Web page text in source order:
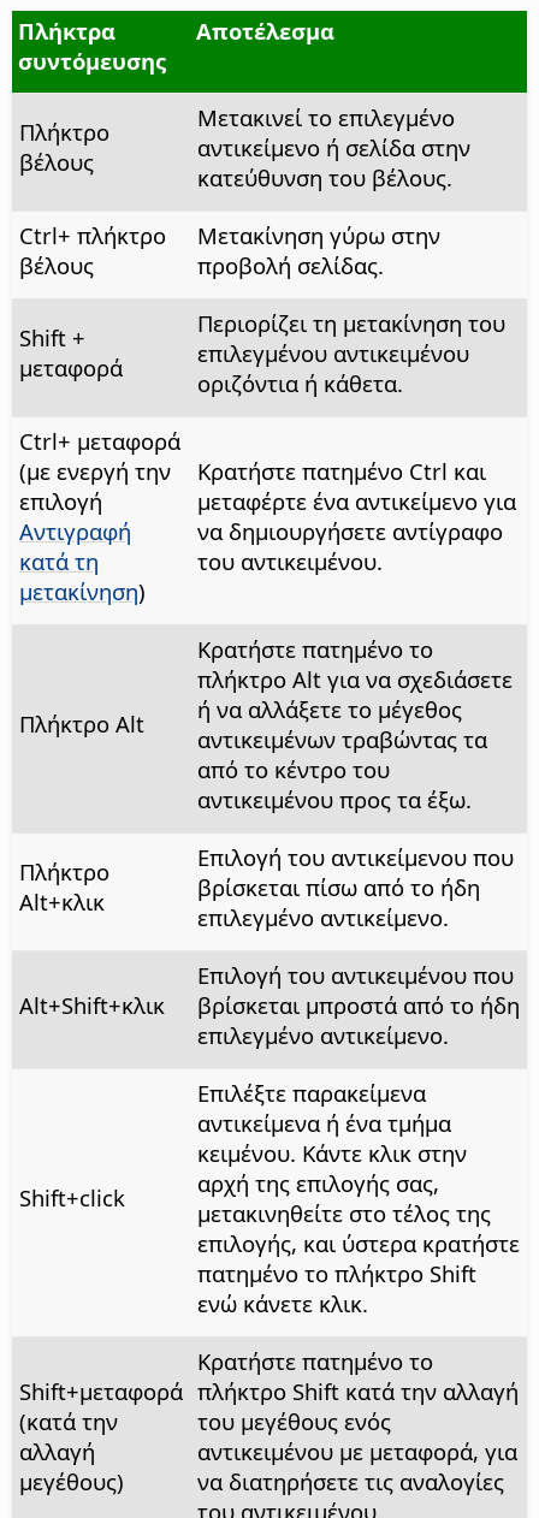
Πλήκτρα
συντόμευσης
Αποτέλεσμα
Πλήκτρο
βέλους
Μετακινεί το επιλεγμένο
αντικείμενο ή σελίδα στην
κατεύθυνση του βέλους.
Ctrl+ πλήκτρο
βέλους
Μετακίνηση γύρω στην
προβολή σελίδας.
Shift +
μεταφορά
Περιορίζει τη μετακίνηση του
επιλεγμένου αντικειμένου
οριζόντια ή κάθετα.
Ctrl+ μεταφορά
(με ενεργή την
επιλογή
Αντιγραφή
κατά τη
μετακίνηση)
Κρατήστε πατημένο Ctrl και
μεταφέρτε ένα αντικείμενο για
να δημιουργήσετε αντίγραφο
του αντικειμένου.
Πλήκτρο Alt
Κρατήστε πατημένο το
πλήκτρο Altγια να σχεδιάσετε
ή να αλλάξετε το μέγεθος
αντικειμένων τραβώντας τα
από το κέντρο του
αντικειμένου προς τα έξω.
Πλήκτρο
Alt+κλικ
Επιλογή του αντικείμενου που
βρίσκεται πίσω από το ήδη
επιλεγμένο αντικείμενο.
Alt+Shift+κλικ
Επιλογή του αντικειμένου που
βρίσκεται μπροστά από το ήδη
επιλεγμένο αντικείμενο.
Shift+click
Επιλέξτε παρακείμενα
αντικείμενα ή ένα τμήμα
κειμένου. Κάντε κλικ στην
αρχή της επιλογής σας,
μετακινηθείτε στο τέλος της
επιλογής, και ύστερα κρατήστε
πατημένο το πλήκτρο Shift
ενώ κάνετε κλικ.
Shift+μεταφορά
(κατά την
αλλαγή
μεγέθους)
Κρατήστε πατημένο το
πλήκτρο Shift κατά την αλλαγή
του μεγέθους ενός
αντικειμένου με μεταφορά, για
να διατηρήσετε τις αναλογίες
του αντικειμένου.